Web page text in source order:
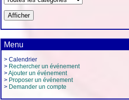
Menu
> Calendrier
> Rechercher un événement
>Ajouter un événement
> Proposer un événement
> Demander un compte